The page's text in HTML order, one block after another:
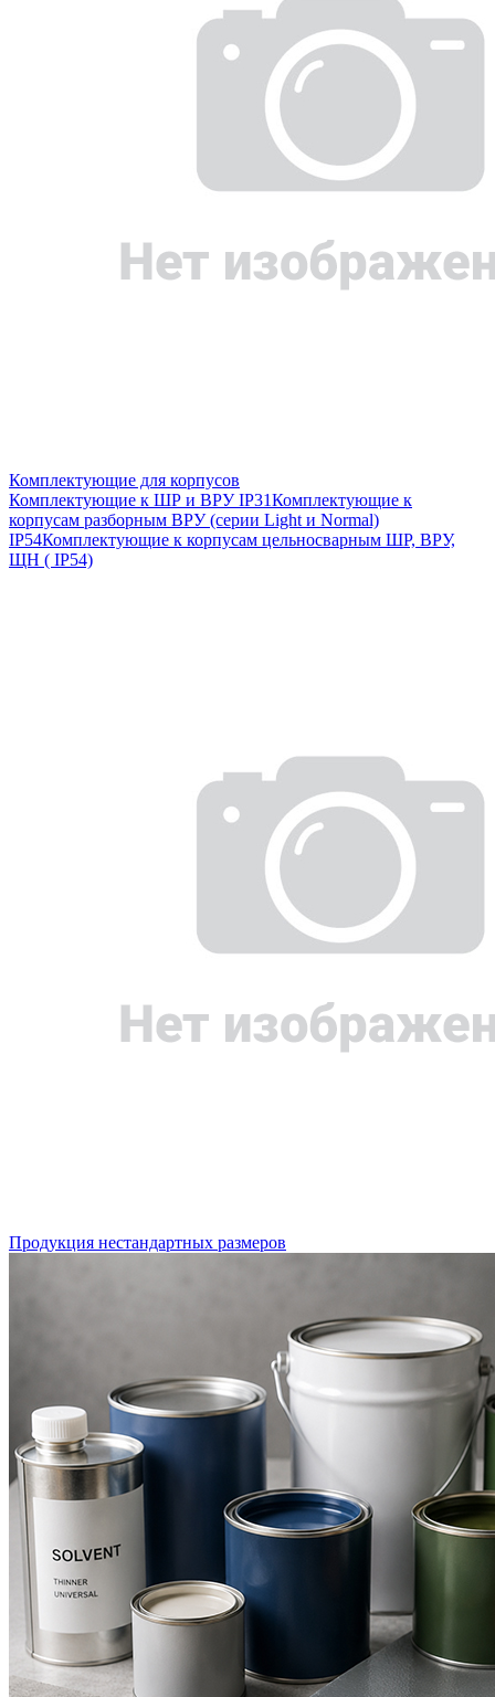
Комплектующие для корпусов
Комплектующие к ШР и ВРУ IP31Комплектующие к
корпусам разборным ВРУ (серии Light и Normal)
IP54Комплектующие к корпусам цельносварным ШР, ВРУ,
ЩН ( IP54)
Продукция нестандартных размеров